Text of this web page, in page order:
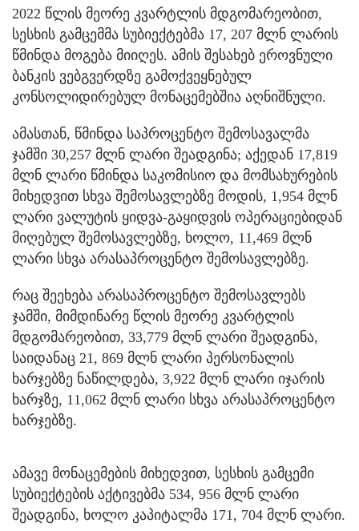
2022 წლის მეორე კვარტლის მდგომარეობით,
სესხის გამცემმა სუბიექტებმა 17, 207 მლნ ლარის
წმინდა მოგება მიიღეს. ამის შესახებ ეროვნული
ბანკის ვებგვერდზე გამოქვეყნებულ
კონსოლიდირებულ მონაცემებშია აღნიშნული.
ამასთან, წმინდა საპროცენტო შემოსავალმა
ჯამში 30,257 მლნ ლარი შეადგინა; აქედან 17,819
მლნ ლარი წმინდა საკომისიო და მომსახურების
მიხედვით სხვა შემოსავლებზე მოდის, 1,954 მლნ
ლარი ვალუტის ყიდვა-გაყიდვის ოპერაციებიდან
მიღებულ შემოსავლებზე, ხოლო, 11,469 მლნ
ლარი სხვა არასაპროცენტო შემოსავლებზე.
რაც შეეხება არასაპროცენტო შემოსავლებს
ჯამში, მიმდინარე წლის მეორე კვარტლის
მდგომარეობით, 33,779 მლნ ლარი შეადგინა,
საიდანაც 21, 869 მლნ ლარი პერსონალის
ხარჯებზე ნაწილდება, 3,922 მლნ ლარი იჯარის
ხარჯზე, 11,062 მლნ ლარი სხვა არასაპროცენტო
ხარჯებზე.
ამავე მონაცემების მიხედვით, სესხის გამცემი
სუბიექტების აქტივებმა 534, 956 მლნ ლარი
შეადგინა, ხოლო კაპიტალმა 171, 704 მლნ ლარი.